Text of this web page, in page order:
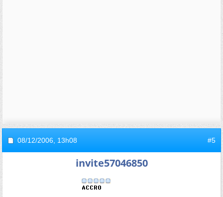
08/12/2006, 13h08 #5
invite57046850